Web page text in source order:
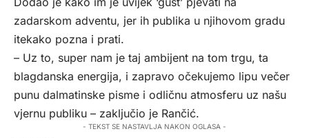
zadarskom adventu, jer ih publika u njihovom gradu
itekako pozna i prati.
– Uz to, super nam je taj ambijent na tom trgu, ta
blagdanska energija, i zapravo očekujemo lipu večer
punu dalmatinske pisme i odličnu atmosferu uz našu
vjernu publiku – zaključio je Rančić.
- TEKST SE NASTAVLJA NAKON OGLASA -